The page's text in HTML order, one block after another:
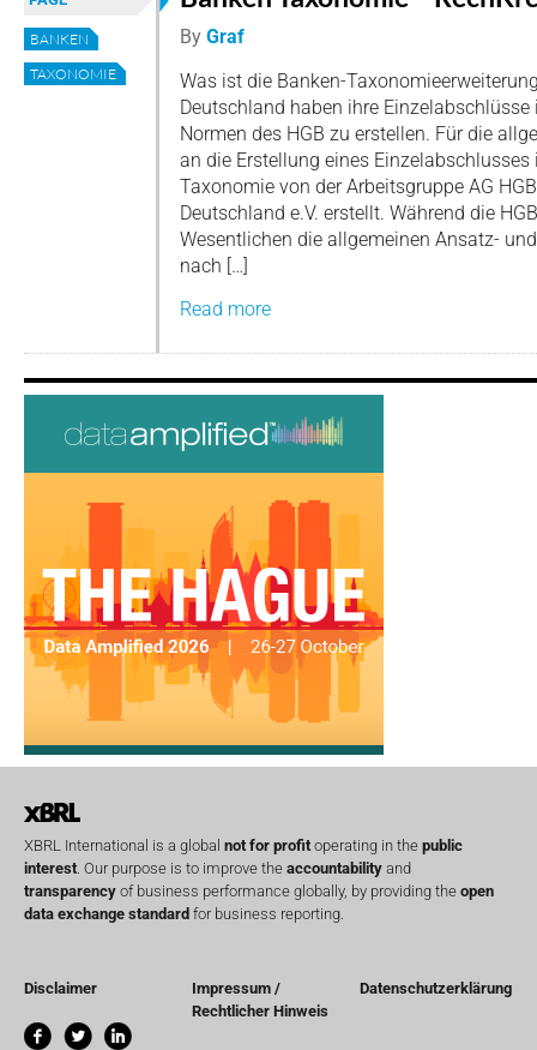
BANKEN
TAXONOMIE
By Graf
Was ist die Banken-
Deutschland haben ihre Einzelabschlüsse
Normen des HGB zu erstellen. Für die
an die Erstellung eines Einzelabschlusses
Taxonomie von der Arbeitsgruppe AG
Deutschland e.V. erstellt. Während die
Wesentlichen die allgemeinen Ansatz-
nach […]
Read more
XBRL International is a global not for profit operating in the public
interest . Our purpose is to improve the accountability and
transparency of business performance globally, by providing the open
data exchange standard for business reporting.
Disclaimer
Impressum /
Rechtlicher Hinweis
Datenschutzerklärung